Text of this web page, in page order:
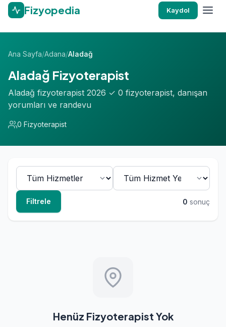
Fizyopedia Kaydol
Ana Sayfa/Adana/Aladağ
Aladağ Fizyoterapist
Aladağ fizyoterapist 2026 ✓ 0 fizyoterapist, danışan
yorumları ve randevu
0 Fizyoterapist
Filtrele 0 sonuç
Henüz Fizyoterapist Yok